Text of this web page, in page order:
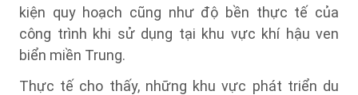
kiện quy hoạch cũng như độ bền thực tế của
công trình khi sử dụng tại khu vực khí hậu ven
biển miền Trung.
Thực tế cho thấy, những khu vực phát triển du